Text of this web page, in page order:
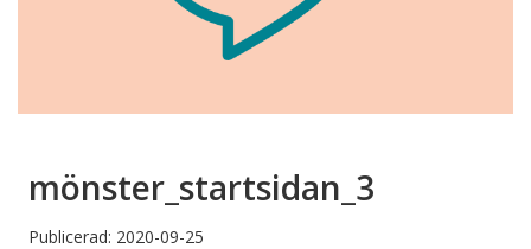
mönster_startsidan_3
Publicerad: 2020-09-25